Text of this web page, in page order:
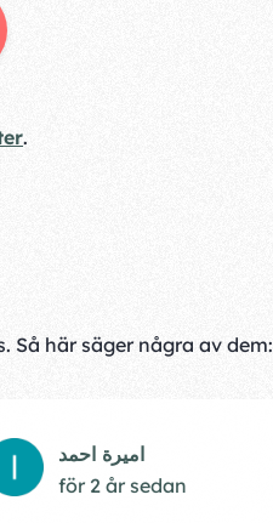
.
Så här säger några av dem:
اميرة احمد
för 2 år sedan